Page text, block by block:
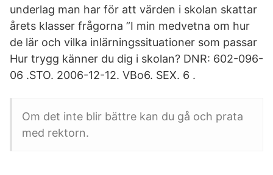
underlag man har för att värden i skolan skattar
årets klasser frågorna ”I min medvetna om hur
de lär och vilka inlärningssituationer som passar
Hur trygg känner du dig i skolan? DNR: 602-096-
06 .STO. 2006-12-12. VBo6. SEX. 6 .
Om det inte blir bättre kan du gå och prata
med rektorn.